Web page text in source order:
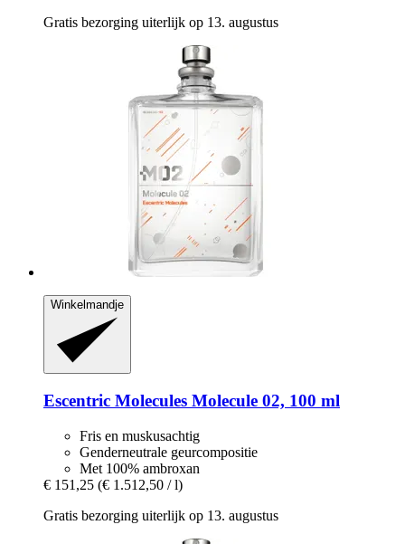
Gratis bezorging uiterlijk op 13. augustus
Winkelmandje
Escentric Molecules Molecule 02, 100 ml
Fris en muskusachtig
Genderneutrale geurcompositie
Met 100% ambroxan
€ 151,25 (€ 1.512,50 / l)
Gratis bezorging uiterlijk op 13. augustus